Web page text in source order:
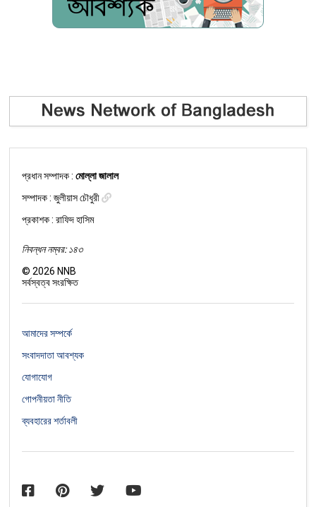
প্রধান সম্পাদক :মোল্লা জালাল
সম্পাদক :জুলীয়াস চৌধুরী
প্রকাশক : রাফিদ হাসিম
নিবন্ধন নম্বর: ১৪৩
©2026 NNB
সর্বস্বত্ব সংরক্ষিত
আমাদের সম্পর্কে
সংবাদদাতা আবশ্যক
যোগাযোগ
গোপনীয়তা নীতি
ব্যবহারের শর্তাবলী